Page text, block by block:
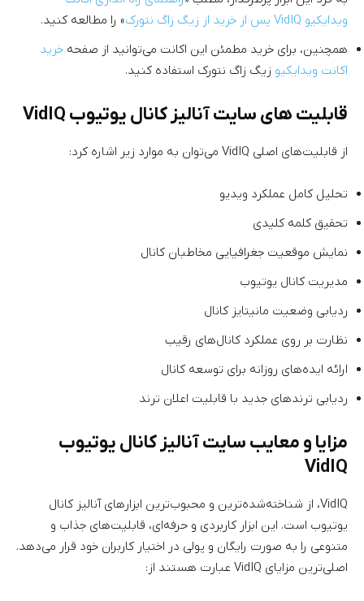
ویدایکیو VidIQ پس از خرید از زیگ زاگ نتورک
» را مطالعه کنید.
همچنین، برای خرید مطمئن این اکانت می‌توانید از صفحه خرید
اکانت ویدایکیو زیگ زاگ نتورک استفاده کنید.
قابلیت های سایت آنالیز کانال یوتیوب VidIQ
از قابلیت‌های اصلی VidIQ می‌توان به موارد زیر اشاره کرد:
تحلیل کامل عملکرد ویدیو
تحقیق کلمه کلیدی
نمایش موقعیت جغرافیایی مخاطبان کانال
مدیریت کانال یوتیوب
ردیابی وضعیت مانیتایز کانال
نظارت بر روی عملکرد کانال‌های رقیب
ارائه ایده‌های روزانه برای توسعه کانال
ردیابی ترندهای جدید با قابلیت اعلان ترند
مزایا و معایب سایت آنالیز کانال یوتیوب
VidIQ
VidIQ، از شناخته‌شده‌ترین و محبوب‌ترین ابزارهای آنالیز کانال
یوتیوب است. این ابزار کاربردی و حرفه‌ای، قابلیت‌های جذاب و
متنوعی را به صورت رایگان و پولی در اختیار کاربران خود قرار می‌دهد.
اصلی‌ترین مزایای VidIQ عبارت هستند از: